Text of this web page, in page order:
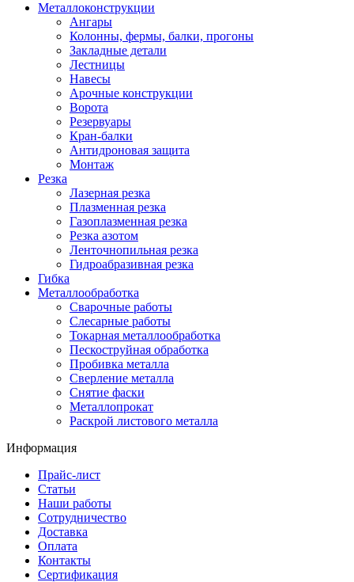
Металлоконструкции
Ангары
Колонны, фермы, балки, прогоны
Закладные детали
Лестницы
Навесы
Арочные конструкции
Ворота
Резервуары
Кран-балки
Антидроновая защита
Монтаж
Резка
Лазерная резка
Плазменная резка
Газоплазменная резка
Резка азотом
Ленточнопильная резка
Гидроабразивная резка
Гибка
Металлообработка
Сварочные работы
Слесарные работы
Токарная металлообработка
Пескоструйная обработка
Пробивка металла
Сверление металла
Снятие фаски
Металлопрокат
Раскрой листового металла
Информация
Прайс-лист
Статьи
Наши работы
Сотрудничество
Доставка
Оплата
Контакты
Сертификация